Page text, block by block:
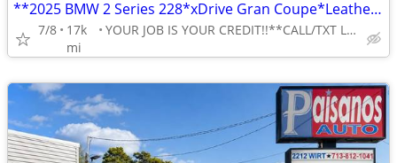
**2025 BMW 2 Series 228*xDrive Gran Coupe*Leather**moonroof*360 Camera
7/8
17k
mi
YOUR JOB IS YOUR CREDIT!!**CALL/TXT LILY 713-766-0399